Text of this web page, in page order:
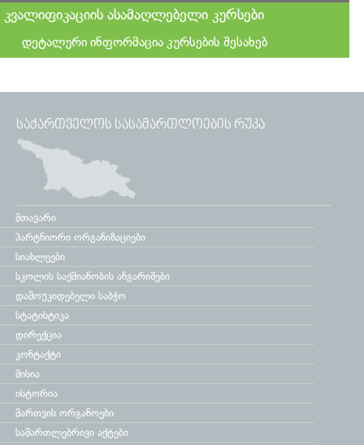
კვალიფიკაციის ასამაღლებელი კურსები
დეტალური ინფორმაცია კურსების შესახებ
ᲡᲐᲥᲐᲠᲗᲕᲔᲚᲝᲡ ᲡᲐᲡᲐᲛᲐᲠᲗᲚᲝᲔᲑᲘᲡ ᲠᲣᲙᲐ
მთავარი
პარტნიორი ორგანიზაციები
სიახლეები
სკოლის საქმიანობის ანგარიშები
დამოუკიდებელი საბჭო
სტატისტიკა
დირექცია
კონტაქტი
მისია
ისტორია
მართვის ორგანოები
სამართლებრივი აქტები